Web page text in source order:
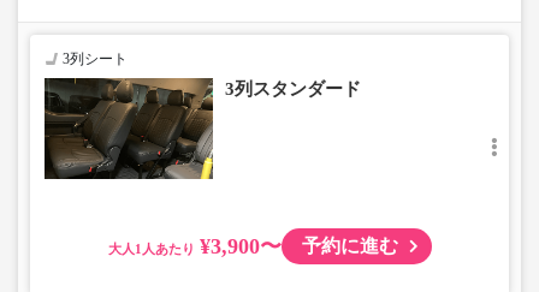
3列シート
3列スタンダード
大人 ¥3,900〜 予約に進む